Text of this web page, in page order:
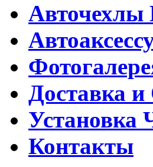
Авточехлы
Доставка
Установка
Контакты